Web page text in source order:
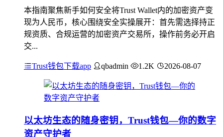
本指南聚焦新手如何安全将Trust Wallet内的加密资产变
现为人民币，核心围绕安全实操展开：首先需选择持正
规资质、合规运营的加密资产交易所，操作前务必开启
交...
Trust钱包下载app qbadmin 1.2K 2026-08-07
以太坊生态的随身密钥，Trust钱包—你的数字
资产守护者